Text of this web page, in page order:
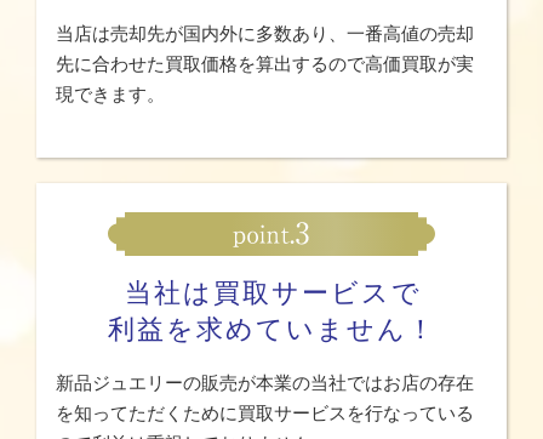
当店は売却先が国内外に多数あり、一番高値の売却
先に合わせた買取価格を算出するので高価買取が実
現できます。
当社は買取サービスで
利益を求めていません！
新品ジュエリーの販売が本業の当社ではお店の存在
を知ってただくために買取サービスを行なっている